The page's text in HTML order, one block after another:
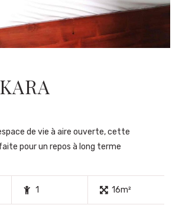
de vie à aire ouverte, cette
pour un repos à long terme
1 16m²